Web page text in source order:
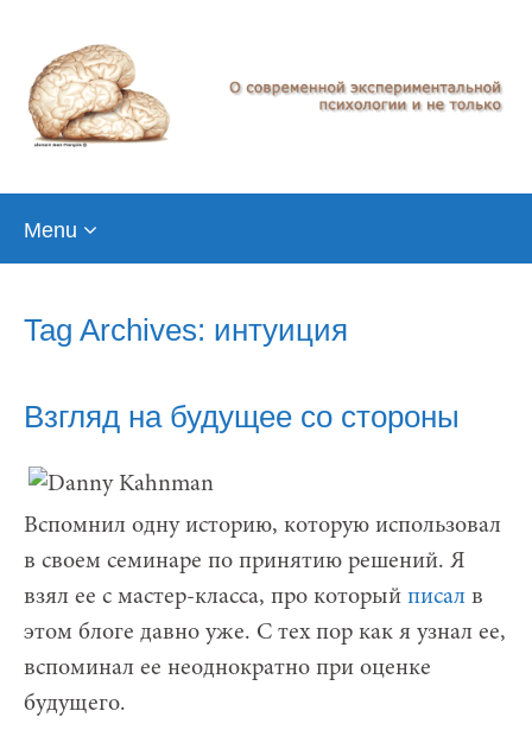
Menu
Tag Archives: интуиция
Взгляд на будущее со стороны
Вспомнил одну историю, которую использовал
в своем семинаре по принятию решений. Я
взял ее с мастер-класса, про который писал в
этом блоге давно уже. С тех пор как я узнал ее,
вспоминал ее неоднократно при оценке
будущего.